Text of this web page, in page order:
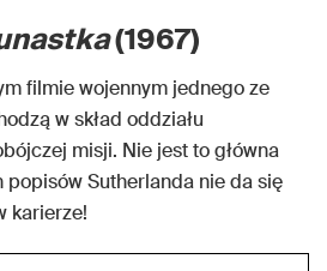
(1967)
filmie wojennym jednego ze
w skład oddziału
misji. Nie jest to główna
popisów Sutherlanda nie da się
karierze!